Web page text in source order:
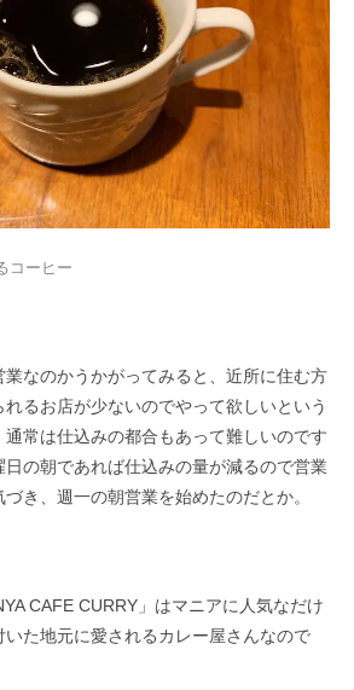
コーヒー
なのかうかがってみると、近所に住む方
るお店が少ないのでやって欲しいという
常は仕込みの都合もあって難しいのです
の朝であれば仕込みの量が減るので営業
き、週一の朝営業を始めたのだとか。
CAFE CURRY」はマニアに人気なだけ
た地元に愛されるカレー屋さん​なので